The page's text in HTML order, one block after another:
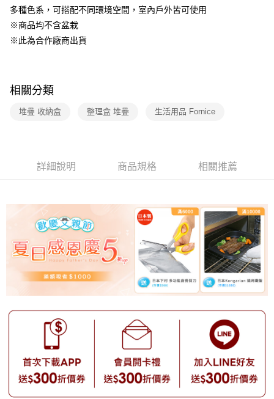
3.實際核准額度、可分期數及費用金額請依後續交易確認頁面所載為準。
4.訂單成立30分鐘內，如未前往確認交易或遇審核未通過，訂單將自動取
消。如遇「轉專審核」未通過狀況，表示未達大哥付你分期系統評分，恕無
法說明評估內容。
帳／街口支付／iPASS MONEY」等通路繳費。
【注意事項】
資料（包含姓名、電話或地址）提供予台灣大哥大進項蒐集、處理及利用，
宅配【父親節大回饋】限時$299免運
每筆NT$150，滿NT$299(含以上)免運費
多種色系，可搭配不同環境空間，室內戶外皆可使用
※商品均不含盆栽
※此為合作廠商出貨
相關分類
堆疊 收納盒 整理盒 堆疊 生活用品 Fornice
詳細說明 商品規格 相關推薦